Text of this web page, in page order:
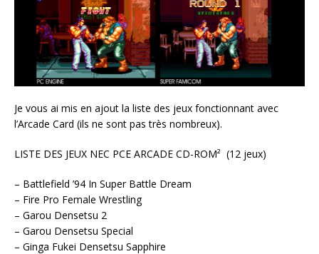
Je vous ai mis en ajout la liste des jeux fonctionnant avec
l’Arcade Card (ils ne sont pas très nombreux).
LISTE DES JEUX NEC PCE ARCADE CD-ROM² (12 jeux)
– Battlefield ’94 In Super Battle Dream
– Fire Pro Female Wrestling
– Garou Densetsu 2
– Garou Densetsu Special
– Ginga Fukei Densetsu Sapphire